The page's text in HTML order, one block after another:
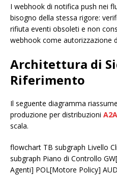
I webhook di notifica push nei
bisogno della stessa rigore:
rifiuta eventi obsoleti e non
webhook come autorizzazione
Architettura di
Riferimento
Il seguente diagramma
produzione per distribuzioni
scala.
flowchart TB subgraph Livello
subgraph Piano di Controllo
Agenti] POL[Motore Policy]